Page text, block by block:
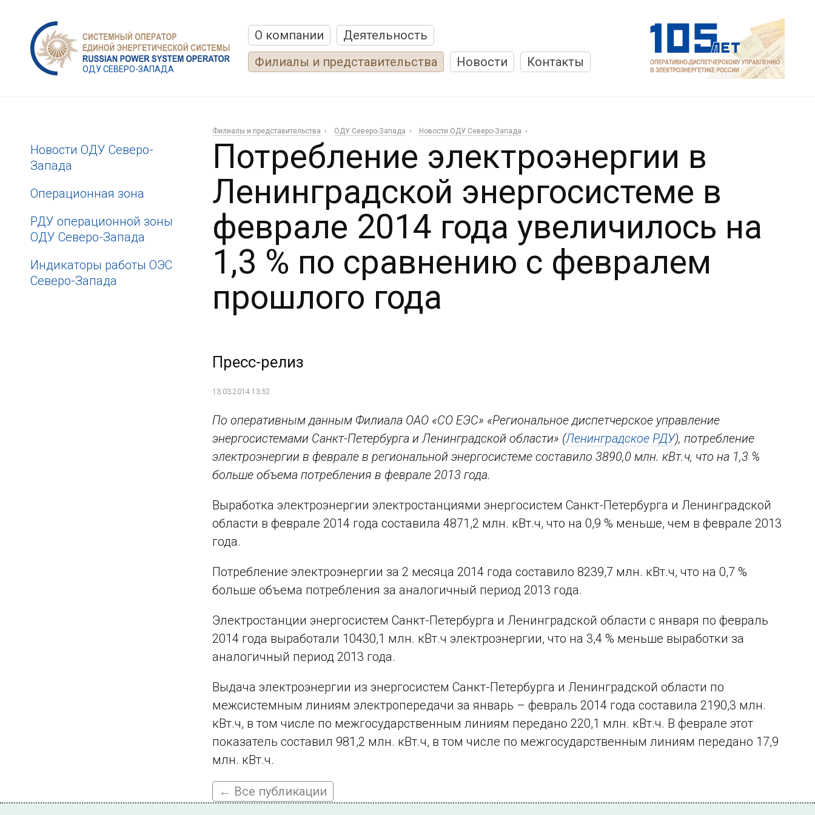
ОДУ СЕВЕРО-ЗАПАДА
О компании
Деятельность
Филиалы и представительства
Новости Контакты
Новости ОДУ Северо-
Запада
Операционная зона
РДУ операционной зоны
ОДУ Северо-Запада
Индикаторы работы ОЭС
Северо-Запада
Филиалы и представительства ОДУ Северо-Запада Новости ОДУ Северо-Запада
Потребление электроэнергии в
Ленинградской энергосистеме в
феврале 2014 года увеличилось на
1,3 % по сравнению с февралем
прошлого года
Пресс-релиз
13.03.2014 13:52
По оперативным данным Филиала ОАО «СО ЕЭС» «Региональное диспетчерское управление
энергосистемами Санкт-Петербурга и Ленинградской области» (Ленинградское РДУ), потребление
электроэнергии в феврале в региональной энергосистеме составило 3890,0 млн. кВт.ч, что на 1,3 %
больше объема потребления в феврале 2013 года.
Выработка электроэнергии электростанциями энергосистем Санкт-Петербурга и Ленинградской
области в феврале 2014 года составила 4871,2 млн. кВт.ч, что на 0,9 % меньше, чем в феврале 2013
года.
Потребление электроэнергии за 2 месяца 2014 года составило 8239,7 млн. кВт.ч, что на 0,7 %
больше объема потребления за аналогичный период 2013 года.
Электростанции энергосистем Санкт-Петербурга и Ленинградской области с января по февраль
2014 года выработали 10430,1 млн. кВт.ч электроэнергии, что на 3,4 % меньше выработки за
аналогичный период 2013 года.
Выдача электроэнергии из энергосистем Санкт-Петербурга и Ленинградской области по
межсистемным линиям электропередачи за январь – февраль 2014 года составила 2190,3 млн.
кВт.ч, в том числе по межгосударственным линиям передано 220,1 млн. кВт.ч. В феврале этот
показатель составил 981,2 млн. кВт.ч, в том числе по межгосударственным линиям передано 17,9
млн. кВт.ч.
← Все публикации